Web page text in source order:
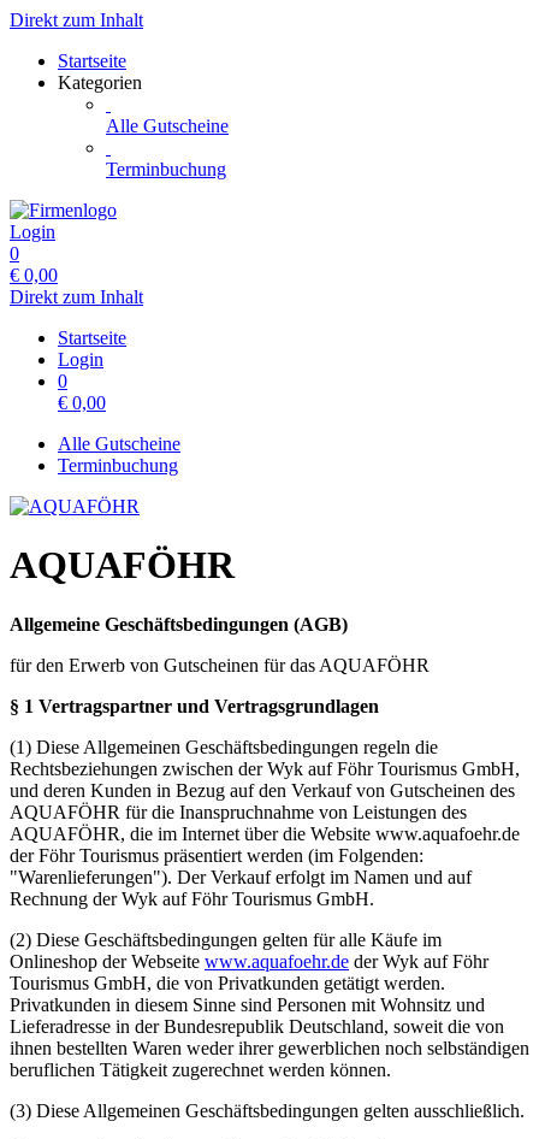
Direkt zum Inhalt
Startseite
Kategorien
Alle Gutscheine
Terminbuchung
Login
0
€ 0,00
Direkt zum Inhalt
Startseite
Login
0
€ 0,00
Alle Gutscheine
Terminbuchung
AQUAFÖHR
Allgemeine Geschäftsbedingungen (AGB)
für den Erwerb von Gutscheinen für das AQUAFÖHR
§ 1 Vertragspartner und Vertragsgrundlagen
(1) Diese Allgemeinen Geschäftsbedingungen regeln die
Rechtsbeziehungen zwischen der Wyk auf Föhr Tourismus GmbH,
und deren Kunden in Bezug auf den Verkauf von Gutscheinen des
AQUAFÖHR für die Inanspruchnahme von Leistungen des
AQUAFÖHR, die im Internet über die Website www.aquafoehr.de
der Föhr Tourismus präsentiert werden (im Folgenden:
"Warenlieferungen"). Der Verkauf erfolgt im Namen und auf
Rechnung der Wyk auf Föhr Tourismus GmbH.
(2) Diese Geschäftsbedingungen gelten für alle Käufe im
Onlineshop der Webseite www.aquafoehr.de der Wyk auf Föhr
Tourismus GmbH, die von Privatkunden getätigt werden.
Privatkunden in diesem Sinne sind Personen mit Wohnsitz und
Lieferadresse in der Bundesrepublik Deutschland, soweit die von
ihnen bestellten Waren weder ihrer gewerblichen noch selbständigen
beruflichen Tätigkeit zugerechnet werden können.
(3) Diese Allgemeinen Geschäftsbedingungen gelten ausschließlich.